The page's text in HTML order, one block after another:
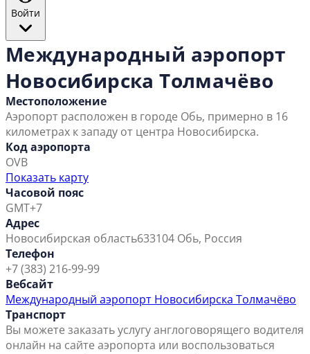
Войти
Международный аэропорт
Новосибирска Толмачёво
Местоположение
Аэропорт расположен в городе Обь, примерно в 16
километрах к западу от центра Новосибирска.
Код аэропорта
OVB
Показать карту
Часовой пояс
GMT+7
Адрес
Новосибирская область633104 Обь, Россия
Телефон
+7 (383) 216-99-99
Вебсайт
Международный аэропорт Новосибирска Толмачёво
Транспорт
Вы можете заказать услугу англоговорящего водителя
онлайн на сайте аэропорта или воспользоваться